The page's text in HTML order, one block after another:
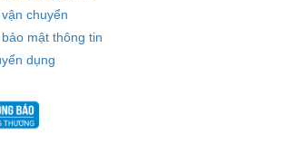
chuyển
mật thông tin
dụng